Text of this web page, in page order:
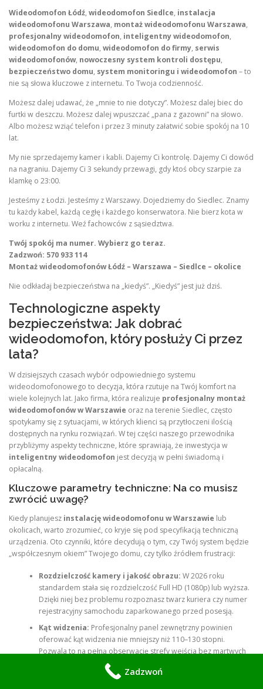
Wideodomofon Łódź, wideodomofon Siedlce, instalacja
wideodomofonu Warszawa, montaż wideodomofonu Warszawa,
profesjonalny wideodomofon, inteligentny wideodomofon,
wideodomofon do domu, wideodomofon do firmy, serwis
wideodomofonów, nowoczesny system kontroli dostępu,
bezpieczeństwo domu, system monitoringu i wideodomofon – to
nie są słowa kluczowe z internetu. To Twoja codzienność.
Możesz dalej udawać, że „mnie to nie dotyczy”. Możesz dalej biec do
furtki w deszczu. Możesz dalej wpuszczać „pana z gazowni” na słowo.
Albo możesz wziąć telefon i przez 3 minuty załatwić sobie spokój na 10
lat.
My nie sprzedajemy kamer i kabli. Dajemy Ci kontrolę. Dajemy Ci dowód
na nagraniu. Dajemy Ci 3 sekundy przewagi, gdy ktoś obcy szarpie za
klamkę o 23:00.
Jesteśmy z Łodzi. Jesteśmy z Warszawy. Dojedziemy do Siedlec. Znamy
tu każdy kabel, każdą cegłę i każdego konserwatora. Nie bierz kota w
worku z internetu. Weź fachowców z sąsiedztwa.
Twój spokój ma numer. Wybierz go teraz.
Zadzwoń: 570 933 114
Montaż wideodomofonów Łódź – Warszawa – Siedlce – okolice
Nie odkładaj bezpieczeństwa na „kiedyś”. „Kiedyś” jest już dziś.
Technologiczne aspekty
bezpieczeństwa: Jak dobrać
wideodomofon, który posłuży Ci przez
lata?
W dzisiejszych czasach wybór odpowiedniego systemu
wideodomofonowego to decyzja, która rzutuje na Twój komfort na
wiele kolejnych lat. Jako firma, która realizuje profesjonalny montaż
wideodomofonów w Warszawie oraz na terenie Siedlec, często
spotykamy się z sytuacjami, w których klienci są przytłoczeni ilością
dostępnych na rynku rozwiązań. W tej części naszego przewodnika
przybliżymy aspekty techniczne, które sprawiają, że inwestycja w
inteligentny wideodomofon jest decyzją w pełni świadomą i
opłacalną.
Kluczowe parametry techniczne: Na co musisz
zwrócić uwagę?
Kiedy planujesz instalację wideodomofonu w Warszawie lub
okolicach, warto zrozumieć, co kryje się pod specyfikacją techniczną
urządzenia. Oto czynniki, które decydują o tym, czy Twój system będzie
„współczesnym okiem” Twojego domu, czy tylko źródłem frustracji:
Rozdzielczość kamery i jakość obrazu: W 2026 roku
standardem stała się rozdzielczość Full HD (1080p) lub wyższa.
Dzięki niej bez problemu rozpoznasz twarz kuriera czy numer
rejestracyjny samochodu zaparkowanego przed posesją.
Kąt widzenia: Profesjonalny panel zewnętrzny powinien
oferować kąt widzenia nie mniejszy niż 110–130 stopni.
Pozwala to na pełną obserwację strefy wejścia bez martwych
Wydajność w słabym oświetleniu:
Zadzwoń